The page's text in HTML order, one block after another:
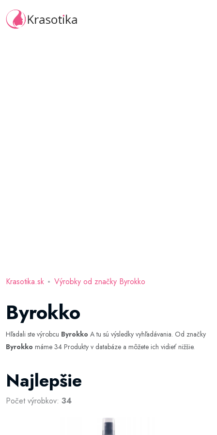
Krasotika.sk Výrobky od značky Byrokko
Byrokko
Hľadali ste výrobcu Byrokko A tu sú výsledky vyhľadávania. Od značky
Byrokko máme 34 Produkty v databáze a môžete ich vidieť nižšie.
Najlepšie
Počet výrobkov: 34